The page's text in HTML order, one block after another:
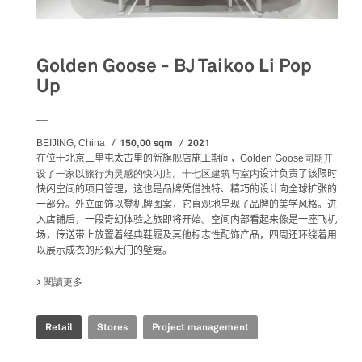
Golden Goose - BJ Taikoo Li Pop
Up
BEIJING, China 150,00 sqm 2021
在位于北京三里屯太古里的新旗舰店施工期间， Golden Goose同期开
设了一家以旅行为灵感的快闪店。十七区建筑与室内设计负责了该限时
快闪空间的项目管理， 这也是品牌凭借独特、精巧的设计向全球扩张的
一部分。外立面饰以登机牌图案，它直观地呈现了品牌的美学风格。进
入店铺后，一段奇幻体验之旅即将开始。空间内部看起来像是一座飞机
场，传送带上放置着经典鞋履及其他标志性配饰产品，四周还环绕着用
以展示成衣的形似大门的壁龛。
閱讀更多
Retail Stores Project management